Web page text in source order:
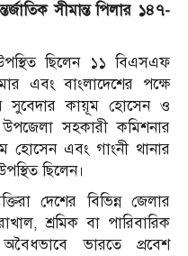
সীমান্ত পিলার ১৪৭-
উপস্থিত ছিলেন ১১ বিএসএফ
এবং বাংলাদেশের পক্ষে
সুবেদার কায়ূম হোসেন ও
সহকারী কমিশনার
হোসেন এবং গাংনী থানার
ছিলেন।
দেশের বিভিন্ন জেলার
শ্রমিক বা পারিবারিক
ভারতে প্রবেশ